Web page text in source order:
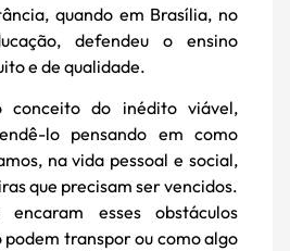
quando em Brasília, no
defendeu o ensino
e de qualidade.
conceito do inédito viável,
lo pensando em como
na vida pessoal e social,
que precisam ser vencidos.
encaram esses obstáculos
podem transpor ou como algo